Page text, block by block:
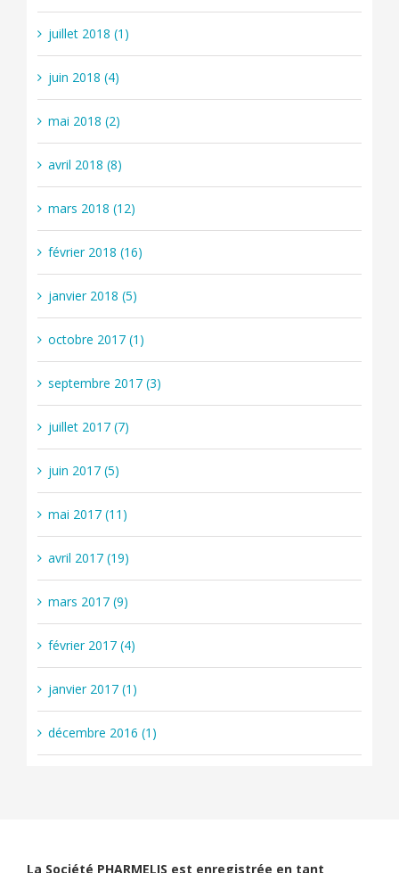
juillet 2018 (1)
juin 2018 (4)
mai 2018 (2)
avril 2018 (8)
mars 2018 (12)
février 2018 (16)
janvier 2018 (5)
octobre 2017 (1)
septembre 2017 (3)
juillet 2017 (7)
juin 2017 (5)
mai 2017 (11)
avril 2017 (19)
mars 2017 (9)
février 2017 (4)
janvier 2017 (1)
décembre 2016 (1)
La Société PHARMELIS est enregistrée en tant